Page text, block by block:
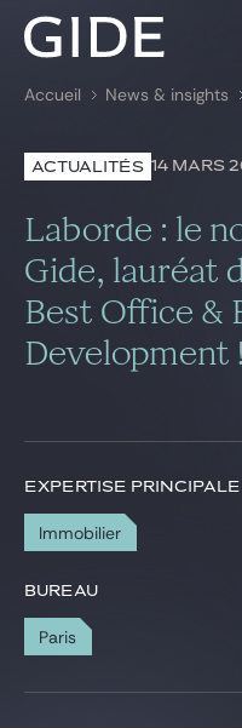
Rechercher par
Avocats
Global
News &
Gide Pro Bono et
Blog Real Estate
Contact
Accueil News & insights
ACTUALITÉS 14 MARS
Laborde : le
Gide, lauréat
Best Office &
Development !
EXPERTISE PRINCIPALE
Immobilier
BUREAU
Paris